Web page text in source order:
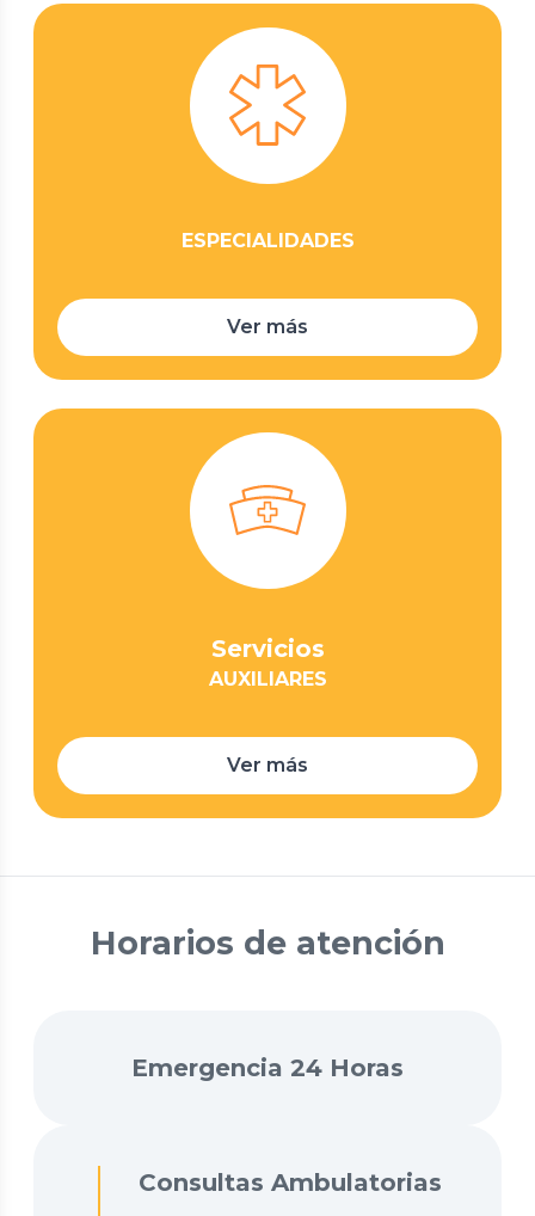
ESPECIALIDADES
Ver más
Servicios
AUXILIARES
Ver más
Horarios de atención
Emergencia 24 Horas
Consultas Ambulatorias